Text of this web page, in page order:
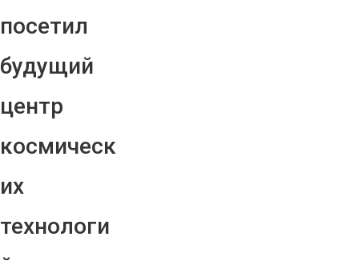
посетил
будущий
центр
космическ
их
технологи